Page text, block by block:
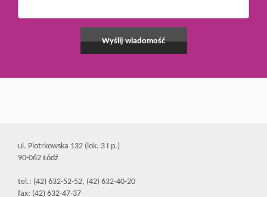
ul. Piotrkowska 132 (lok. 3 I p.)
90-062 Łódź
tel.: (42) 632-52-52, (42) 632-40-20
fax: (42) 632-47-37